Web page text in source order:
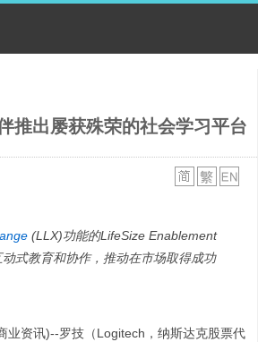
推出屡获殊荣的社会学习平台
(LLX)功能的LifeSize Enablement
式教育和协作，推动在市场取得成功
业资讯)--罗技（Logitech，纳斯达克股票代